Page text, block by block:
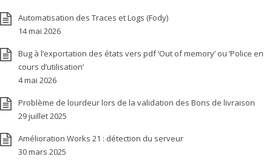
Automatisation des Traces et Logs (Fody)
14 mai 2026
Bug à l’exportation des états vers pdf ‘Out of memory’ ou ‘Police en
cours d’utilisation’
4 mai 2026
Problème de lourdeur lors de la validation des Bons de livraison
29 juillet 2025
Amélioration Works 21 : détection du serveur
30 mars 2025